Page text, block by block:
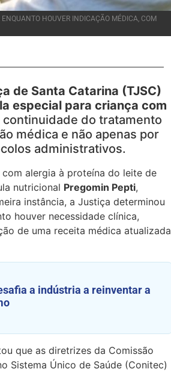
HOUVER INDICAÇÃO MÉDICA, COM
de Santa Catarina (TJSC)
especial para criança com
continuidade do tratamento
médica e não apenas por
administrativos.
alergia à proteína do leite de
nutricional Pregomin Pepti,
instância, a Justiça determinou
houver necessidade clínica,
de uma receita médica atualizada
a indústria a reinventar a
que as diretrizes da Comissão
Sistema Único de Saúde (Conitec)